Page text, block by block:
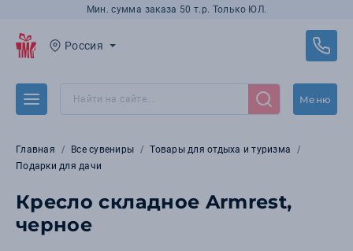
Мин. сумма заказа 50 т.р. Только ЮЛ.
Россия
Меню
Главная Все сувениры
Товары для отдыха и туризма
Подарки для дачи
Кресло складное Armrest,
черное